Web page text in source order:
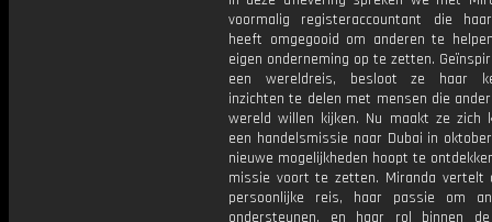
voormalig registeraccountant die
heeft omgegooid om anderen te
eigen onderneming op te zetten.
een wereldreis, besloot ze haar
inzichten te delen met mensen die
wereld willen kijken. Nu maakt ze zich
een handelsmissie naar Dubai in
nieuwe mogelijkheden hoopt te
missie voort te zetten. Miranda vertelt
persoonlijke reis, haar passie om
ondersteunen, en haar rol binnen